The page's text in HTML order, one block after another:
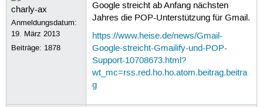
Anmeldungsdatum:
19. März 2013
Beiträge: 1878
Google streicht ab Anfang nächsten
Jahres die POP-Unterstützung für Gmail.
https://www.heise.de/news/Gmail-
Google-streicht-Gmailify-und-POP-
Support-10708673.html?
wt_mc=rss.red.ho.ho.atom.beitrag.beitra
g